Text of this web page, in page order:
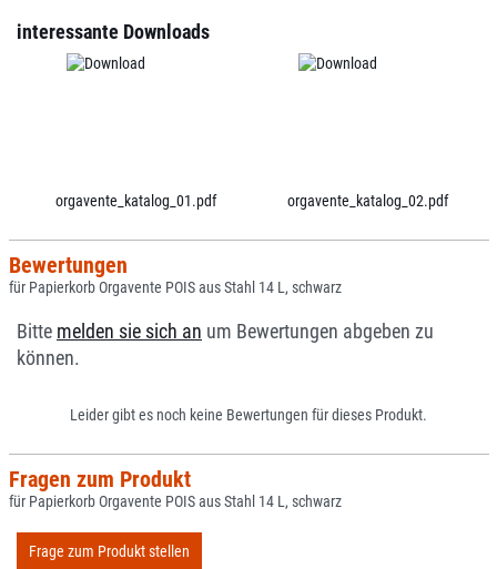
interessante Downloads
orgavente_katalog_01.pdf orgavente_katalog_02.pdf
Bewertungen
für Papierkorb Orgavente POIS aus Stahl 14 L, schwarz
Bitte melden sie sich an um Bewertungen abgeben zu
können.
Leider gibt es noch keine Bewertungen für dieses Produkt.
Fragen zum Produkt
für Papierkorb Orgavente POIS aus Stahl 14 L, schwarz
Frage zum Produkt stellen